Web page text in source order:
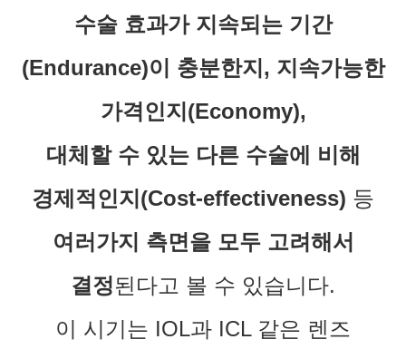
수술 효과가 지속되는 기간
(Endurance)이 충분한지, 지속가능한
가격인지(Economy),
대체할 수 있는 다른 수술에 비해
경제적인지(Cost-effectiveness) 등
여러가지 측면을 모두 고려해서
결정된다고 볼 수 있습니다.
이 시기는 IOL과 ICL 같은 렌즈